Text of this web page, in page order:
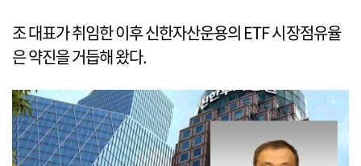
조 대표가 취임한 이후 신한자산운용의 ETF 시장점유율
은 약진을 거듭해 왔다.